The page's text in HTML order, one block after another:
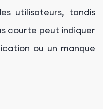
utilisateurs, tandis
courte peut indiquer
ou un manque